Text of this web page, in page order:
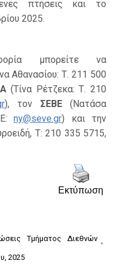
πτήσεις και το
2025.
μπορείτε να
Αθανασίου: Τ. 211 500
(Τίνα Ρέτζεκα: Τ. 210
), τον ΣΕΒΕ(Νατάσα
Ε:ny@seve.gr) και την
Τ: 210 335 5715,
Εκτύπωση
Τμήματος Διεθνών
2025